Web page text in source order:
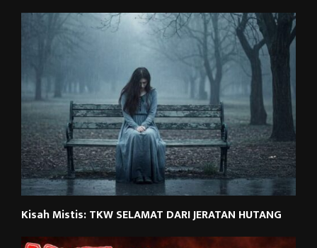
Kisah Mistis: TKW SELAMAT DARI JERATAN HUTANG